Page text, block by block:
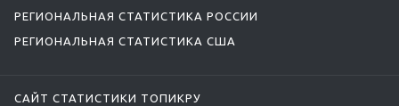
РЕГИОНАЛЬНАЯ СТАТИСТИКА РОССИИ
РЕГИОНАЛЬНАЯ СТАТИСТИКА США
САЙТ СТАТИСТИКИ ТОПИКРУ